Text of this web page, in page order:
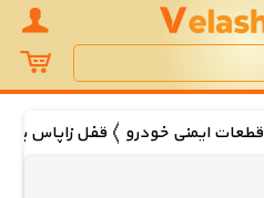
قطعات ایمنی خودرو قفل زاپاس